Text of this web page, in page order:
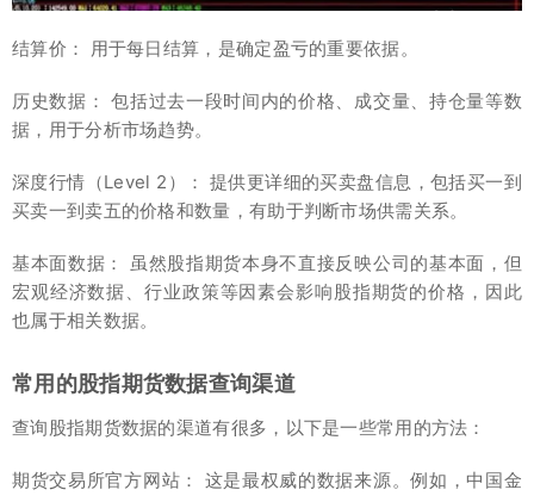
结算价： 用于每日结算，是确定盈亏的重要依据。
历史数据： 包括过去一段时间内的价格、成交量、持仓量等数
据，用于分析市场趋势。
深度行情（Level 2）： 提供更详细的买卖盘信息，包括买一到
买卖一到卖五的价格和数量，有助于判断市场供需关系。
基本面数据： 虽然股指期货本身不直接反映公司的基本面，但
宏观经济数据、行业政策等因素会影响股指期货的价格，因此
也属于相关数据。
常用的股指期货数据查询渠道
查询股指期货数据的渠道有很多，以下是一些常用的方法：
期货交易所官方网站： 这是最权威的数据来源。例如，中国金